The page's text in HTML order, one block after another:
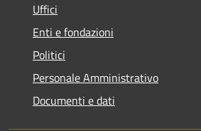
Uffici
Enti e fondazioni
Politici
Personale Amministrativo
Documenti e dati